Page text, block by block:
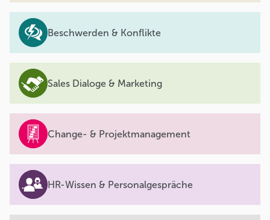
Beschwerden & Konflikte
Sales Dialoge & Marketing
Change- & Projektmanagement
HR-Wissen & Personalgespräche